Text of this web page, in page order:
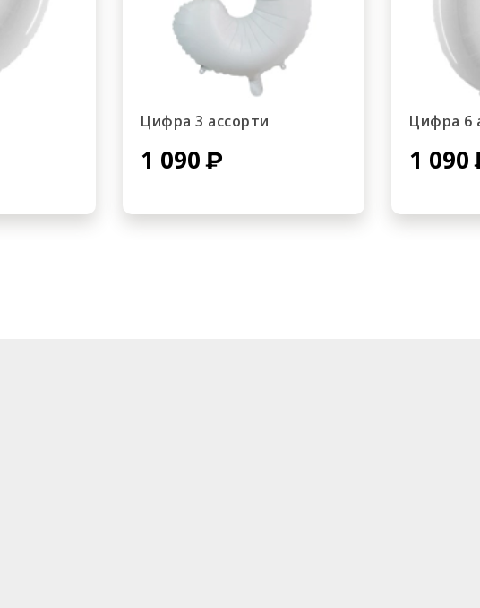
Цифра 3 ассорти
1 090
Цифра 6
1 090